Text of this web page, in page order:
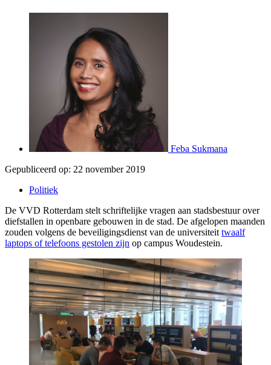
Feba Sukmana
Gepubliceerd op: 22 november 2019
Politiek
De VVD Rotterdam stelt schriftelijke vragen aan stadsbestuur over
diefstallen in openbare gebouwen in de stad. De afgelopen maanden
zouden volgens de beveiligingsdienst van de universiteit twaalf
laptops of telefoons gestolen zijn op campus Woudestein.